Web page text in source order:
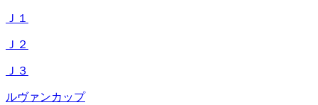
Ｊ１
Ｊ２
Ｊ３
ルヴァンカップ